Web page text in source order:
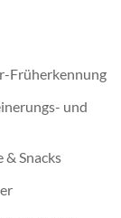
Früherkennung
und
Snacks